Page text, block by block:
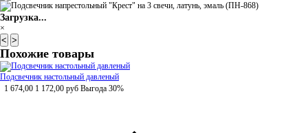
Загрузка...
×
< >
Похожие товары
Подсвечник настольный давленый
1 674,00 1 172,00 руб Выгода 30%